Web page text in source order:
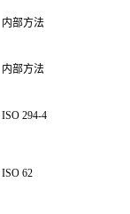
内部方法
内部方法
ISO 294-4
ISO 62